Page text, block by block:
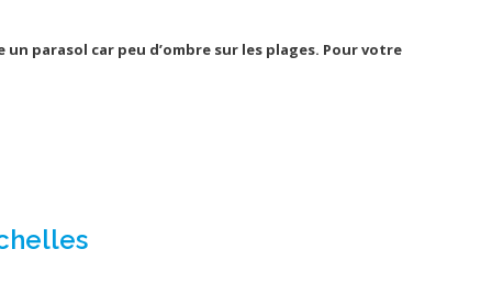
parasol car peu d’ombre sur les plages. Pour votre